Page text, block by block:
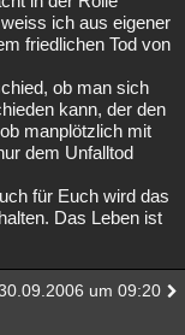
ich aus eigener
friedlichen Tod von
ob man sich
kann, der den
manplötzlich mit
dem Unfalltod
für Euch wird das
Das Leben ist
um 09:20